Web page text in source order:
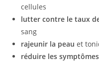
cellules
lutter contre le taux
sang
rajeunir la peau et
réduire les